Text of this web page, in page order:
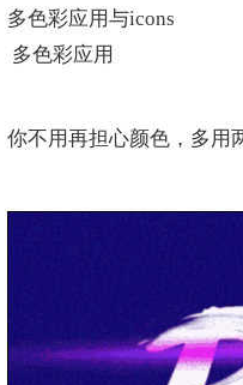
多色彩应用与icons
多色彩应用
你不用再担心颜色，多用